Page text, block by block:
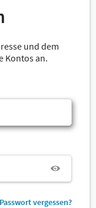
und dem
Kontos an.
Passwort vergessen?